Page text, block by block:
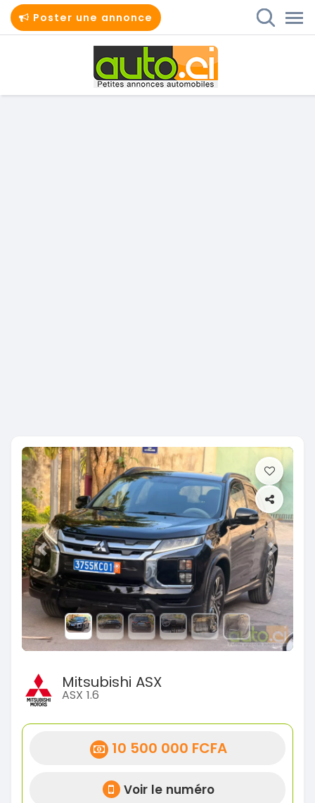
Poster une annonce
Previous Next
Mitsubishi ASX
ASX 1.6
10 500 000 FCFA
Voir le numéro